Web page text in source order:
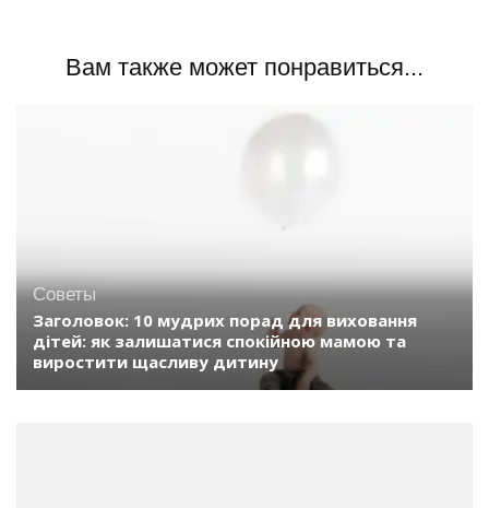
Вам также может понравиться...
Советы
Заголовок: 10 мудрих порад для виховання
дітей: як залишатися спокійною мамою та
виростити щасливу дитину